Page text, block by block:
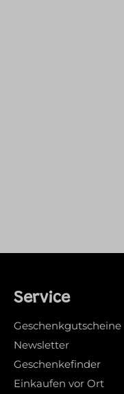
Service
Geschenkgutscheine
Newsletter
Geschenkefinder
Einkaufen vor Ort